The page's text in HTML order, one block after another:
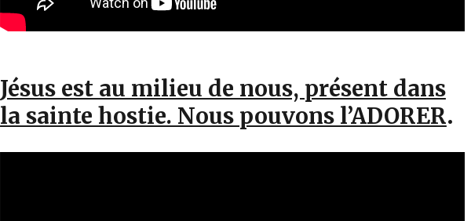
Jésus est au milieu de nous, présent dans
la sainte hostie. Nous pouvons l’ADORER.